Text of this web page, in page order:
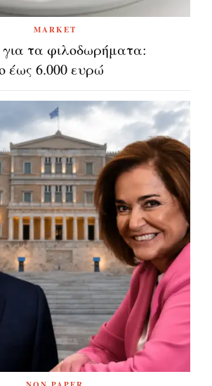
MARKET
τα φιλοδωρήματα:
έως 6.000 ευρώ